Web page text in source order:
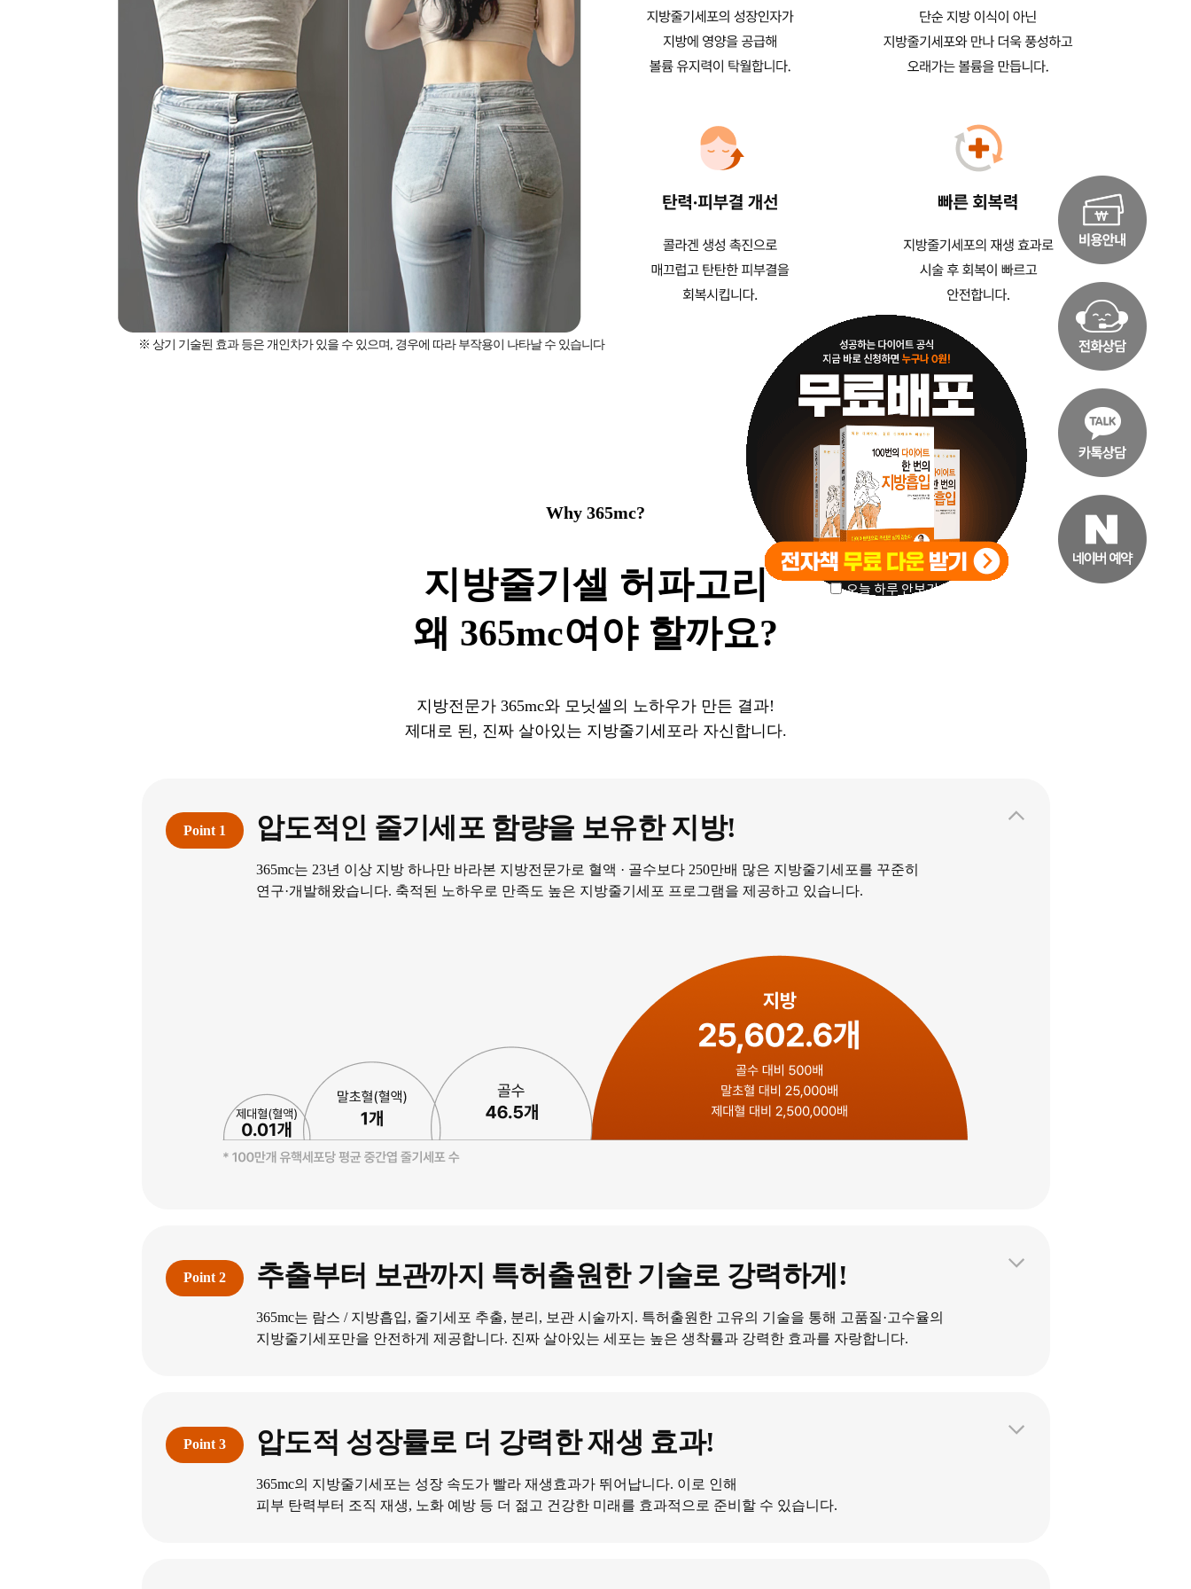
※ 상기 기술된 효과 등은 개인차가 있을 수 있으며, 경우에 따라 부작용이 나타날 수 있습니다
Why 365mc?
지방줄기셀 허파고리
왜 365mc여야 할까요?
지방전문가 365mc와 모닛셀의 노하우가 만든 결과!
제대로 된, 진짜 살아있는 지방줄기세포라 자신합니다.
압도적인 줄기세포 함량을 보유한 지방!
365mc는 23년 이상 지방 하나만 바라본 지방전문가로 혈액 · 골수보다 250만배 많은 지방줄기세포를 꾸준히
연구·개발해왔습니다. 축적된 노하우로 만족도 높은 지방줄기세포 프로그램을 제공하고 있습니다.
추출부터 보관까지 특허출원한 기술로 강력하게!
365mc는 람스 / 지방흡입, 줄기세포 추출, 분리, 보관 시술까지. 특허출원한 고유의 기술을 통해 고품질·고수율의
지방줄기세포만을 안전하게 제공합니다. 진짜 살아있는 세포는 높은 생착률과 강력한 효과를 자랑합니다.
압도적 성장률로 더 강력한 재생 효과!
365mc의 지방줄기세포는 성장 속도가 빨라 재생효과가 뛰어납니다. 이로 인해
피부 탄력부터 조직 재생, 노화 예방 등 더 젊고 건강한 미래를 효과적으로 준비할 수 있습니다.
오늘 하루 안보기